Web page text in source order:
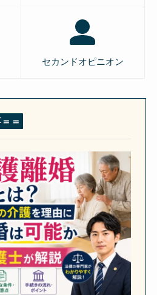
セカンドオピニオン
＝